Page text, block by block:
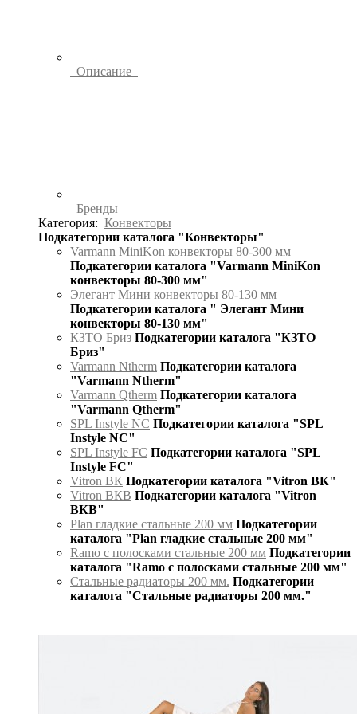
Описание
Бренды
Категория: Конвекторы
Подкатегории каталога "Конвекторы"
Varmann MiniKon конвекторы 80-300 мм
Подкатегории каталога "Varmann MiniKon
конвекторы 80-300 мм"
Элегант Мини конвекторы 80-130 мм
Подкатегории каталога " Элегант Мини
конвекторы 80-130 мм"
КЗТО Бриз Подкатегории каталога "КЗТО
Бриз"
Varmann Ntherm Подкатегории каталога
"Varmann Ntherm"
Varmann Qtherm Подкатегории каталога
"Varmann Qtherm"
SPL Instyle NC Подкатегории каталога "SPL
Instyle NC"
SPL Instyle FC Подкатегории каталога "SPL
Instyle FC"
Vitron ВК Подкатегории каталога "Vitron ВК"
Vitron ВКВ Подкатегории каталога "Vitron
ВКВ"
Plan гладкие стальные 200 мм Подкатегории
каталога "Plan гладкие стальные 200 мм"
Ramo с полосками стальные 200 мм Подкатегории
каталога "Ramo с полосками стальные 200 мм"
Стальные радиаторы 200 мм. Подкатегории
каталога "Стальные радиаторы 200 мм."